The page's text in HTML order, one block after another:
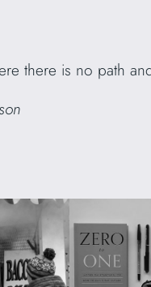
there is no path